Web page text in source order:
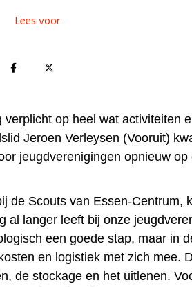
Lees voor
op heel wat activiteiten
Jeroen Verleysen (Vooruit)
jeugdverenigingen opnieuw op
de Scouts van Essen-Centrum,
al langer leeft bij onze
een goede stap, maar in
en logistiek met zich mee.
de stockage en het uitlenen.